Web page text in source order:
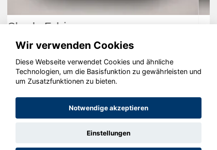
Opel Corsa
© konjunkturmotor.de GmbH 2020 - 2026
Wir verwenden Cookies
Diese Webseite verwendet Cookies und ähnliche
Technologien, um die Basisfunktion zu gewährleisten und
um Zusatzfunktionen zu bieten.
Notwendige akzeptieren
Einstellungen